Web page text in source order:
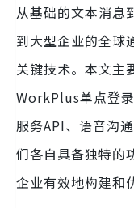
从基础的文本消息
到大型企业的全球
关键技术。本文主
WorkPlus单点登
服务API、语音沟
们各自具备独特的
企业有效地构建和